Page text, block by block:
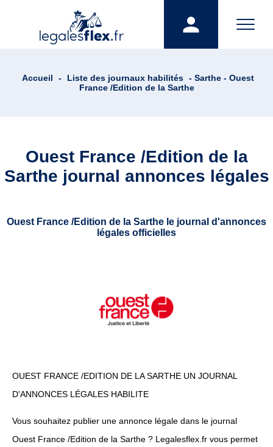
Accueil - Liste des journaux habilités - Sarthe - Ouest
France /Edition de la Sarthe
Ouest France /Edition de la
Sarthe journal annonces légales
Ouest France /Edition de la Sarthe le journal d'annonces
légales officielles
OUEST FRANCE /EDITION DE LA SARTHE UN JOURNAL
D'ANNONCES LÉGALES HABILITE
Vous souhaitez publier une annonce légale dans le journal
Ouest France /Edition de la Sarthe ? Legalesflex.fr vous permet